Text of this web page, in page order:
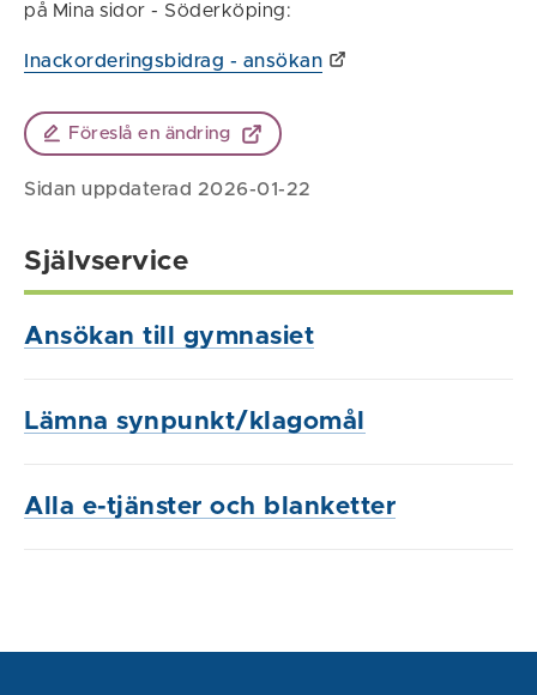
på Mina sidor - Söderköping:
Inackorderingsbidrag - ansökan
Föreslå en ändring
Sidan uppdaterad 2026-01-22
Självservice
Ansökan till gymnasiet
Lämna synpunkt/klagomål
Alla e-tjänster och blanketter